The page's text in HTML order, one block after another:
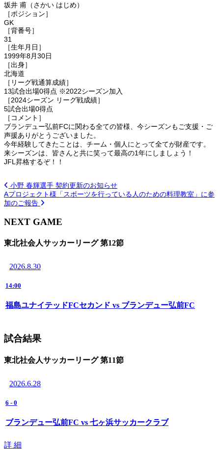
坂井 甫（さかい はじめ）
［ポジション］
GK
［背番号］
31
［生年月日］
1999年8月30日
［出身］
北海道
［リーグ戦通算成績］
13試合出場0得点 ※2022シーズン加入
［2024シーズン リーグ戦成績］
5試合出場0得点
［コメント］
ブランデュー弘前FCに関わる全ての皆様、今シーズンもご支援・ご
声援ありがとうございました。
今年経験してきたことは、チーム・個人にとって全てが財産です。
来シーズンは、皆さんと共に笑って最高の1年にしましょう！
JFL昇格するぞ！！
小野 春輝選手 契約更新のお知らせ
Aプロジェクト様「スポーツを行っている人のための料理教室」に参
加のご報告
NEXT GAME
東北社会人サッカーリーグ 第12節
2026.8.30
14:00
福島ユナイテッドFCセカンド vs ブランデュー弘前FC
試合結果
東北社会人サッカーリーグ 第11節
2026.6.28
6 - 0
ブランデュー弘前FC vs 七ヶ浜サッカークラブ
詳 細